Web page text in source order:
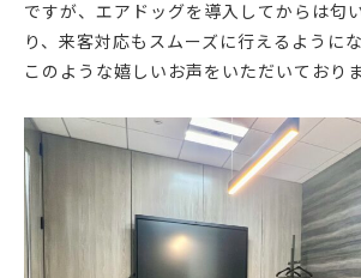
ですが、エアドッグを導入してからは匂
り、来客対応もスムーズに行えるように
このような嬉しいお声をいただいておりま